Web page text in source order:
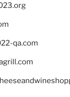
qa.com